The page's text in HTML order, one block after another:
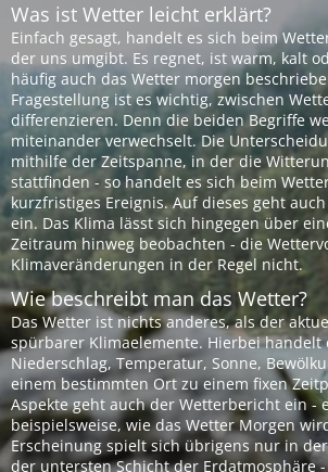
Was ist Wetter leicht erklärt?
Einfach gesagt, handelt es sich beim
der uns umgibt. Es regnet, ist warm, kalt
häufig auch das Wetter morgen
Fragestellung ist es wichtig, zwischen
differenzieren. Denn die beiden Begriffe
miteinander verwechselt. Die
mithilfe der Zeitspanne, in der die
stattfinden - so handelt es sich beim
kurzfristiges Ereignis. Auf dieses geht
ein. Das Klima lässt sich hingegen über
Zeitraum hinweg beobachten - die
Klimaveränderungen in der Regel nicht.
Wie beschreibt man das Wetter?
Das Wetter ist nichts anderes, als der
spürbarer Klimaelemente. Hierbei handelt
Niederschlag, Temperatur, Sonne,
einem bestimmten Ort zu einem fixen
Aspekte geht auch der Wetterbericht ein -
beispielsweise, wie das Wetter Morgen
Erscheinung spielt sich übrigens nur in
der untersten Schicht der Erdatmosphäre